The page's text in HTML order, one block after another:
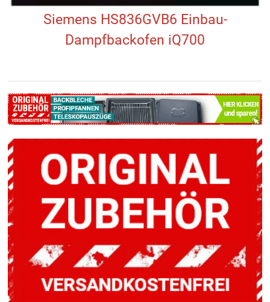
Siemens HS836GVB6 Einbau-
Dampfbackofen iQ700